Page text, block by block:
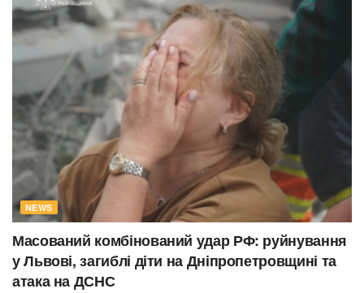
NEWS
Масований комбінований удар РФ: руйнування
у Львові, загиблі діти на Дніпропетровщині та
атака на ДСНС